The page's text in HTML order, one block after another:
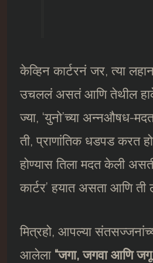
केव्हिन कार्टरनं जर, त्या
उचललं असतं आणि तेथील
ज्या, ‘युनो’च्या अन्नऔषध-
ती, प्राणांतिक धडपड करत
होण्यास तिला मदत केली
कार्टर’ हयात असता आणि ती
मित्रहो, आपल्या
आलेला “जगा,जगवा आणि जगू